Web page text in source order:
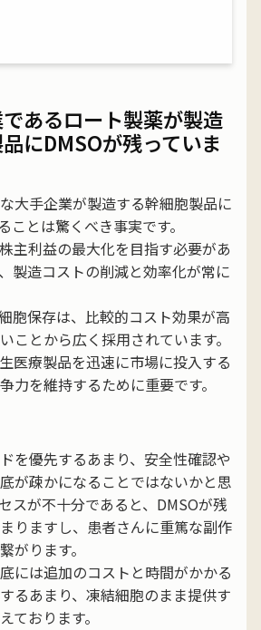
あるロート製薬が製造
にDMSOが残っていま
大手企業が製造する幹細胞製品に
ことは驚くべき事実です。
主利益の最大化を目指す必要があ
製造コストの削減と効率化が常に
胞保存は、比較的コスト効果が高
ことから広く採用されています。
医療製品を迅速に市場に投入する
力を維持するために重要です。
を優先するあまり、安全性確認や
が疎かになることではないかと思
スが不十分であると、DMSOが残
りますし、患者さんに重篤な副作
がります。
には追加のコストと時間がかかる
るあまり、凍結細胞のまま提供す
ております。